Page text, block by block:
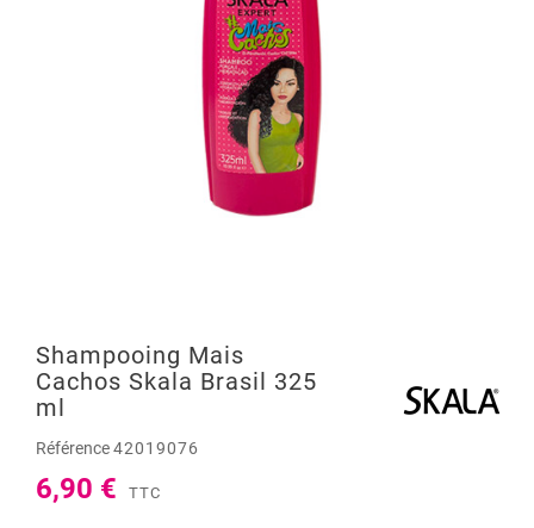
Shampooing Mais
Cachos Skala Brasil 325
ml
Référence42019076
6,90 € TTC